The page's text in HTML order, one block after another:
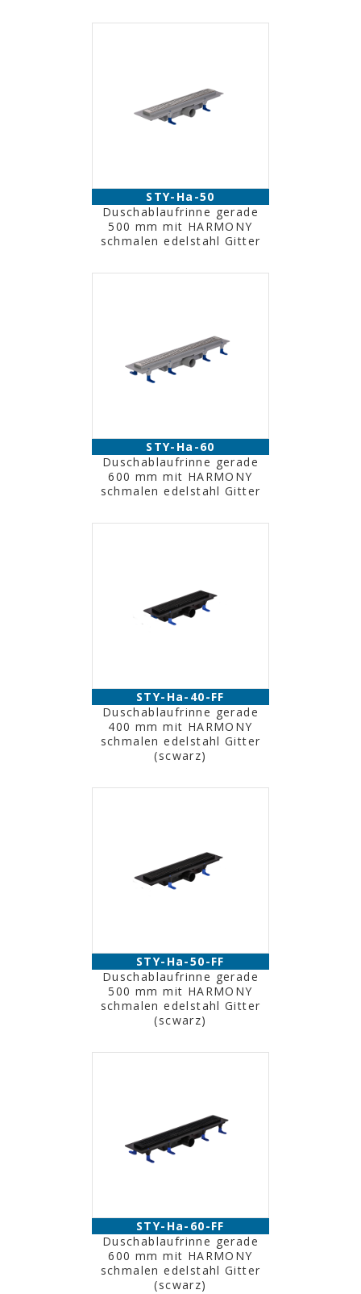
STY-Ha-50
Duschablaufrinne gerade
500 mm mit HARMONY
schmalen edelstahl Gitter
STY-Ha-60
Duschablaufrinne gerade
600 mm mit HARMONY
schmalen edelstahl Gitter
STY-Ha-40-FF
Duschablaufrinne gerade
400 mm mit HARMONY
schmalen edelstahl Gitter
(scwarz)
STY-Ha-50-FF
Duschablaufrinne gerade
500 mm mit HARMONY
schmalen edelstahl Gitter
(scwarz)
STY-Ha-60-FF
Duschablaufrinne gerade
600 mm mit HARMONY
schmalen edelstahl Gitter
(scwarz)